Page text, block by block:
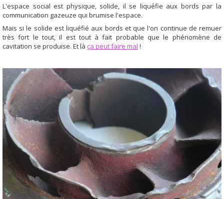
L'espace social est physique, solide, il se liquéfie aux bords par la
communication gazeuze qui brumise l'espace.
Mais si le solide est liquéfié aux bords et que l'on continue de remuer
très fort le tout, il est tout à fait probable que le phénomène de
cavitation se produise. Et là ça peut faire mal !